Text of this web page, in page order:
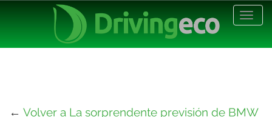
← Volver a La sorprendente previsión de BMW